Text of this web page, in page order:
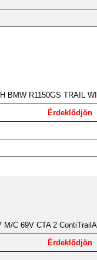
BMW R1150GS TRAIL
Érdeklődjön
M/C 69V CTA 2
Érdeklődjön